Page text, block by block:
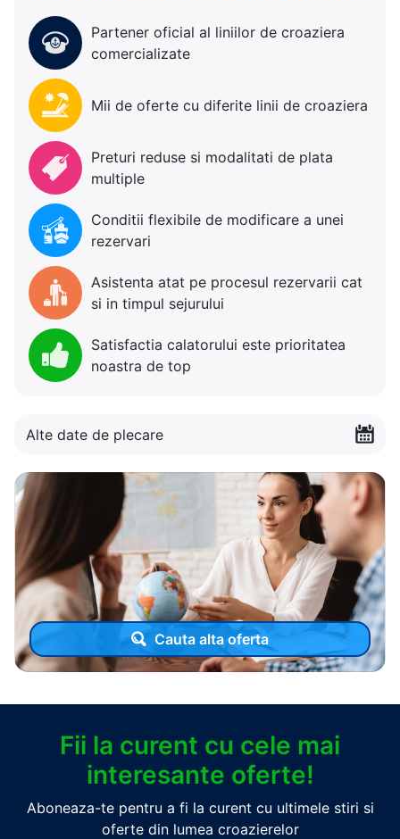
Partener oficial al liniilor de croaziera
comercializate
Mii de oferte cu diferite linii de croaziera
Preturi reduse si modalitati de plata
multiple
Conditii flexibile de modificare a unei
rezervari
Asistenta atat pe procesul rezervarii cat
si in timpul sejurului
Satisfactia calatorului este prioritatea
noastra de top
Alte date de plecare
Cauta alta oferta
Fii la curent cu cele mai
interesante oferte!
Aboneaza-te pentru a fi la curent cu ultimele stiri si
oferte din lumea croazierelor